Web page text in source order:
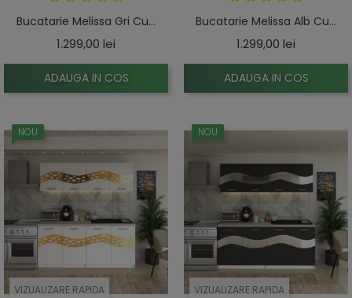
Bucatarie Melissa Gri Cu...
1.299,00 lei
ADAUGA IN COS
Bucatarie Melissa Alb Cu...
1.299,00 lei
ADAUGA IN COS
VIZUALIZARE RAPIDA
NOU
VIZUALIZARE RAPIDA
NOU